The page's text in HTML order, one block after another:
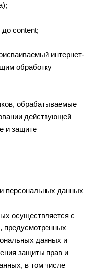
content;
интернет-
обработку
обрабатываемые
действующей
и защите
данных
осуществляется с
предусмотренных
данных и
защиты прав и
в том числе